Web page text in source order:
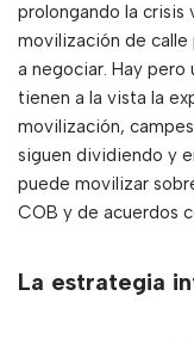
prolongando la crisis
movilización de
a negociar. Hay pero
tienen a la vista la
movilización,
siguen dividiendo y
puede movilizar
COB y de acuerdos
La estrategia